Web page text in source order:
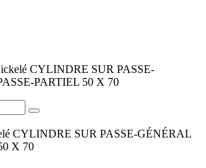
CYLINDRE SUR PASSE-
PARTIEL 50 X 70